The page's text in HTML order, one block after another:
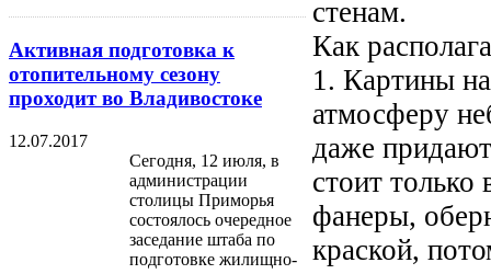
Активная подготовка к
отопительному сезону
проходит во Владивостоке
12.07.2017
Сегодня, 12 июля, в
администрации
столицы Приморья
состоялось очередное
заседание штаба по
подготовке жилищно-
стенам.
Как
1. Картины
атмосферу
даже
стоит только
фанеры,
краской,